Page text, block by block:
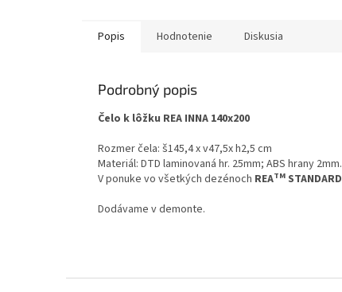
Popis Hodnotenie Diskusia
Podrobný popis
Čelo k lôžku REA INNA 140x200
Rozmer čela: š145,4 x v47,5x h2,5 cm
Materiál: DTD laminovaná hr. 25mm; ABS hrany 2mm.
V ponuke vo všetkých dezénoch REATM STANDARD
Dodávame v demonte.